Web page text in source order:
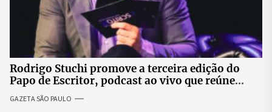
Rodrigo Stuchi promove a terceira edição do
Papo de Escritor, podcast ao vivo que reúne
especialistas para discutir saúde mental e
prosperidade.
GAZETA SÃO PAULO